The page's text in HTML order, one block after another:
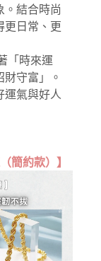
。結合時尚
更日常、更
「時來運
守富」。
運氣與好人
簡約款）】